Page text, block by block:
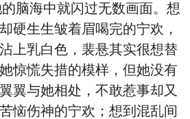
脑海中就闪过无数画面。想
硬生生皱着眉喝完的宁欢，
上乳白色，裴悬其实很想替
惊慌失措的模样，但她没有
翼与她相处，不敢惹事却又
恼伤神的宁欢；想到混乱间